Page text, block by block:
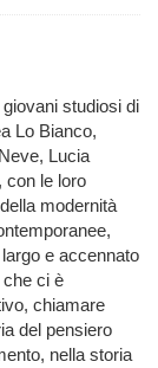
studiosi di
Lo Bianco,
Lucia
con le loro
modernità
e accennato
che ci è
chiamare
del pensiero
nella storia